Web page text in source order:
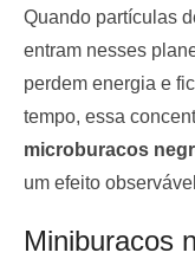
Quando partículas
entram nesses
perdem energia e
tempo, essa
microburacos
um efeito
Miniburacos